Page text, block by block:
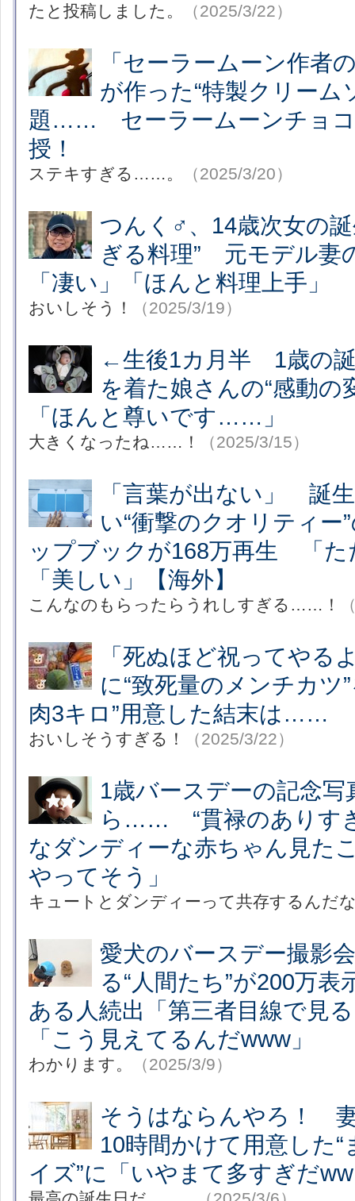
たと投稿しました。
（2025/3/22）
「セーラームーン作者
が作った“特製クリーム
題…… セーラームーンチョコ
授！
ステキすぎる……。 （2025/3/20）
つんく♂、14歳次女の
ぎる料理” 元モデル
「凄い」「ほんと料理上手」
おいしそう！ （2025/3/19）
←生後1カ月半 1歳の
を着た娘さんの“感動
「ほんと尊いです……」
大きくなったね……！ （2025/3/15）
「言葉が出ない」 誕
い“衝撃のクオリティー
ップブックが168万再生 「た
「美しい」【海外】
こんなのもらったらうれしすぎる……！
「死ぬほど祝ってやる
に“致死量のメンチカ
肉3キロ”用意した結末は……
おいしそうすぎる！ （2025/3/22）
1歳バースデーの記念写
ら…… “貫禄のありす
なダンディーな赤ちゃん見た
やってそう」
キュートとダンディーって共存するん
愛犬のバースデー撮影
る“人間たち”が200万
ある人続出「第三者目線で見
「こう見えてるんだwww」
わかります。 （2025/3/9）
そうはならんやろ！
10時間かけて用意した
イズ”に「いやまて多すぎだ